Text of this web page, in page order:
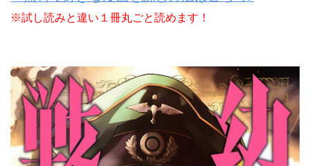
※試し読みと違い１冊丸ごと読めます！